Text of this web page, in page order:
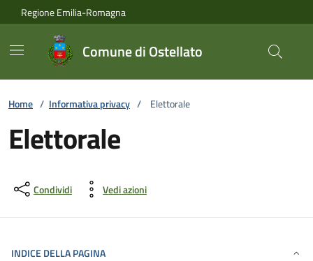
Vai ai contenuti
Vai al footer
Regione Emilia-Romagna
Comune di Ostellato
Home / Informativa privacy / Elettorale
Elettorale
Condividi Vedi azioni
INDICE DELLA PAGINA